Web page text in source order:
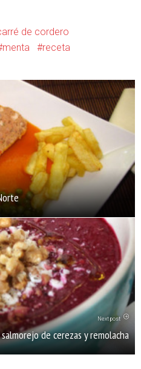
de cordero
menta receta
Next post
de cerezas y remolacha